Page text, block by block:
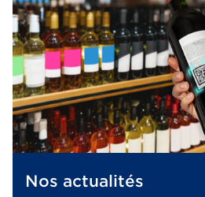
Nos actualités